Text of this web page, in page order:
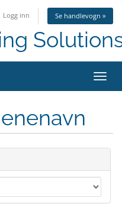
Logg inn Se handlevogn »
Bytt